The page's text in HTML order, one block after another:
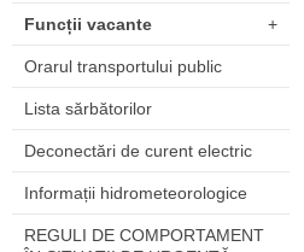
Funcții vacante +
Orarul transportului public
Lista sărbătorilor
Deconectări de curent electric
Informații hidrometeorologice
REGULI DE COMPORTAMENT